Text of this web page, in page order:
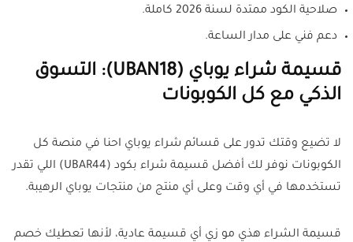
صلاحية الكود ممتدة لسنة 2026 كاملة.
دعم فني على مدار الساعة.
قسيمة شراء يوباي (UBAN18): التسوق
الذكي مع كل الكوبونات
لا تضيع وقتك تدور على قسائم شراء يوباي احنا في منصة كل
الكوبونات نوفر لك أفضل قسيمة شراء بكود (UBAR44) اللي تقدر
تستخدمها في أي وقت وعلى أي منتج من منتجات يوباي الرهيبة.
قسيمة الشراء هذي مو زي أي قسيمة عادية، لأنها تعطيك خصم